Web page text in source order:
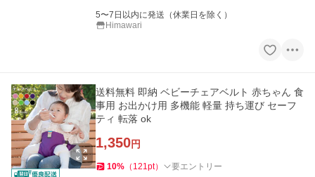
5〜7日以内に発送（休業日を除く）
Himawari
送料無料 即納 ベビーチェアベルト 赤ちゃん 食
事用 お出かけ用 多機能 軽量 持ち運び セーフ
ティ 転落 ok
1,350円
10% （ 121pt） 要エントリー